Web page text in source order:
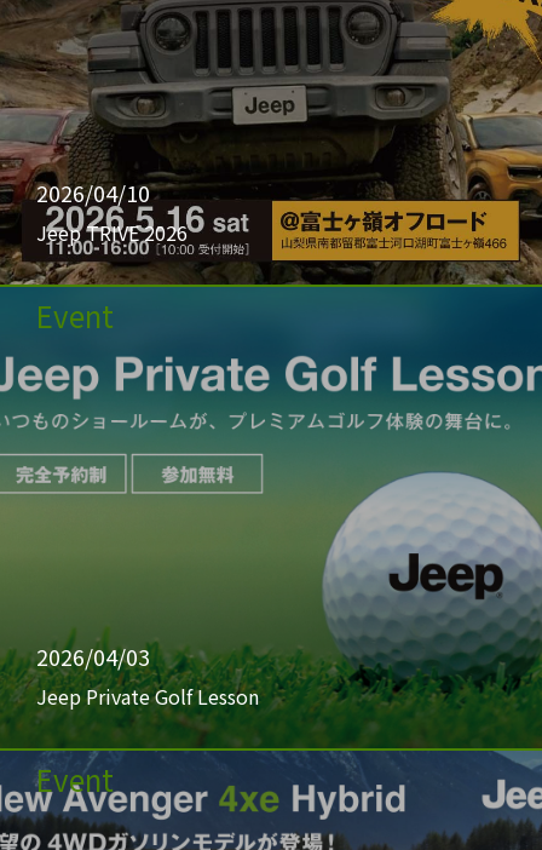
2026/04/10
Jeep TRIVE 2026
Event
2026/04/03
Jeep Private Golf Lesson
Event